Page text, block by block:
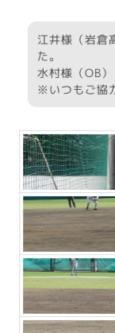
江井様（岩倉
た。
水村様（OB
※いつもご協